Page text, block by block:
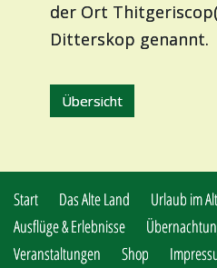
der Ort
Ditterskop genannt.
Übersicht
Start Das Alte Land
Urlaub im
Ausflüge & Erlebnisse
Veranstaltungen
Shop